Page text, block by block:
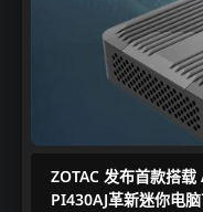
ZOTAC 发布首款搭
PI430AJ革新迷你电